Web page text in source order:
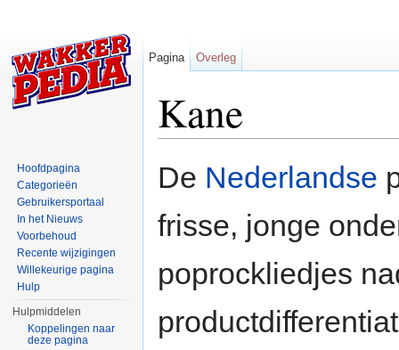
Kane
De Nederlandse
frisse, jonge
poprockliedjes
Pagina Overleg
Hoofdpagina
Categorieën
Gebruikersportaal
In het Nieuws
Voorbehoud
Recente wijzigingen
Willekeurige pagina
Hulp
Hulpmiddelen
Koppelingen naar
deze pagina